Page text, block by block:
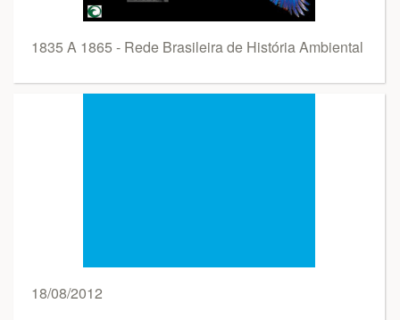
1835 A 1865 - Rede Brasileira de História Ambiental
18/08/2012